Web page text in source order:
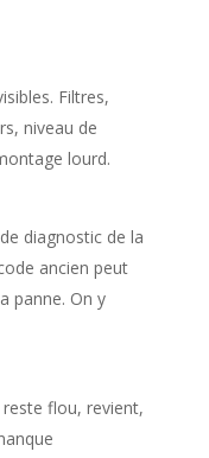
Filtres,
niveau de
lourd.
diagnostic de la
ancien peut
panne. On y
flou, revient,